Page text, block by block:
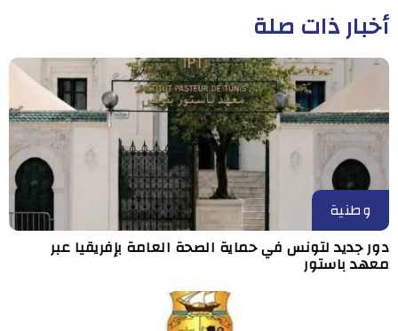
أخبار ذات صلة
وطنية
دور جديد لتونس في حماية الصحة العامة بإفريقيا عبر
معهد باستور